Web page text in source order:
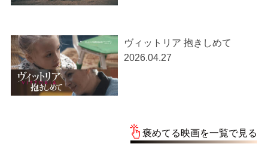
ヴィットリア 抱きしめて
2026.04.27
褒めてる映画を一覧で見る